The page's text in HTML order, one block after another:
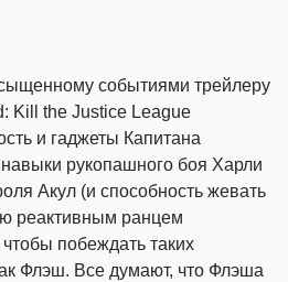
событиями трейлеру
Kill the Justice League
и гаджеты Капитана
рукопашного боя Харли
Акул (и способность жевать
реактивным ранцем
побеждать таких
Флэш. Все думают, что Флэша